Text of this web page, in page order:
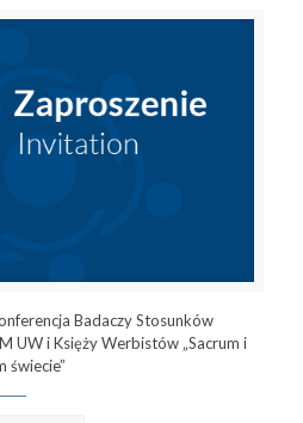
Badaczy Stosunków
UW i Księży Werbistów „Sacrum i
świecie”